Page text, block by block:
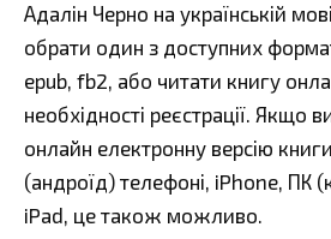
Адалін Черно на українській
обрати один з доступних
epub, fb2, або читати книгу
необхідності реєстрації. Якщо
онлайн електронну версію
(андроїд) телефоні, iPhone, ПК
iPad, це також можливо.